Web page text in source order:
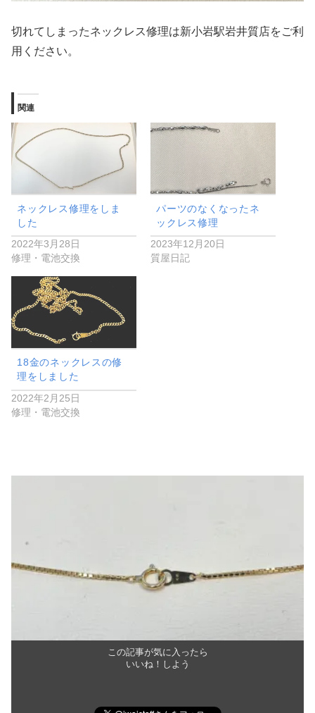
切れてしまったネックレス修理は新小岩駅岩井質店をご利
用ください。
関連
ネックレス修理をしま
した
2022年3月28日
修理・電池交換
パーツのなくなったネ
ックレス修理
2023年12月20日
質屋日記
18金のネックレスの修
理をしました
2022年2月25日
修理・電池交換
この記事が気に入ったら
いいね！しよう